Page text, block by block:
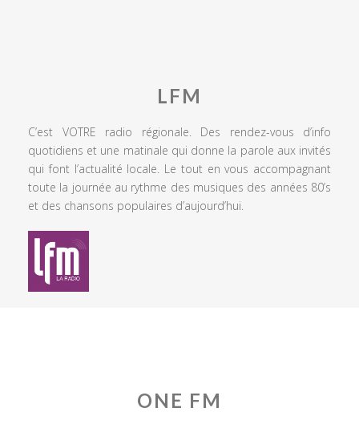
LFM
C’est VOTRE radio régionale. Des rendez-vous d’info
quotidiens et une matinale qui donne la parole aux invités
qui font l’actualité locale. Le tout en vous accompagnant
toute la journée au rythme des musiques des années 80’s
et des chansons populaires d’aujourd’hui.
ONE FM